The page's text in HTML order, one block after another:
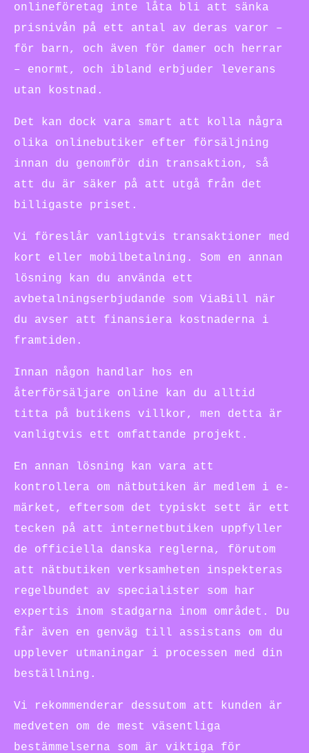
onlineföretag inte låta bli att sänka
prisnivån på ett antal av deras varor –
för barn, och även för damer och herrar
– enormt, och ibland erbjuder leverans
utan kostnad.
Det kan dock vara smart att kolla några
olika onlinebutiker efter försäljning
innan du genomför din transaktion, så
att du är säker på att utgå från det
billigaste priset.
Vi föreslår vanligtvis transaktioner med
kort eller mobilbetalning. Som en annan
lösning kan du använda ett
avbetalningserbjudande som ViaBill när
du avser att finansiera kostnaderna i
framtiden.
Innan någon handlar hos en
återförsäljare online kan du alltid
titta på butikens villkor, men detta är
vanligtvis ett omfattande projekt.
En annan lösning kan vara att
kontrollera om nätbutiken är medlem i e-
märket, eftersom det typiskt sett är ett
tecken på att internetbutiken uppfyller
de officiella danska reglerna, förutom
att nätbutiken verksamheten inspekteras
regelbundet av specialister som har
expertis inom stadgarna inom området. Du
får även en genväg till assistans om du
upplever utmaningar i processen med din
beställning.
Vi rekommenderar dessutom att kunden är
medveten om de mest väsentliga
bestämmelserna som är viktiga för